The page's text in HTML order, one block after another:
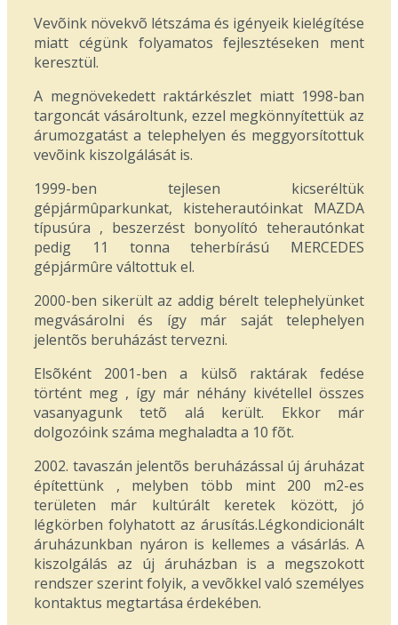
Vevõink növekvõ létszáma és igényeik kielégítése
miatt cégünk folyamatos fejlesztéseken ment
keresztül.
A megnövekedett raktárkészlet miatt 1998-ban
targoncát vásároltunk, ezzel megkönnyítettük az
árumozgatást a telephelyen és meggyorsítottuk
vevõink kiszolgálását is.
1999-ben tejlesen kicseréltük
gépjármûparkunkat, kisteherautóinkat MAZDA
típusúra , beszerzést bonyolító teherautónkat
pedig 11 tonna teherbírású MERCEDES
gépjármûre váltottuk el.
2000-ben sikerült az addig bérelt telephelyünket
megvásárolni és így már saját telephelyen
jelentõs beruházást tervezni.
Elsõként 2001-ben a külsõ raktárak fedése
történt meg , így már néhány kivétellel összes
vasanyagunk tetõ alá került. Ekkor már
dolgozóink száma meghaladta a 10 fõt.
2002. tavaszán jelentõs beruházással új áruházat
építettünk , melyben több mint 200 m2-es
területen már kultúrált keretek között, jó
légkörben folyhatott az árusítás.Légkondicionált
áruházunkban nyáron is kellemes a vásárlás. A
kiszolgálás az új áruházban is a megszokott
rendszer szerint folyik, a vevõkkel való személyes
kontaktus megtartása érdekében.